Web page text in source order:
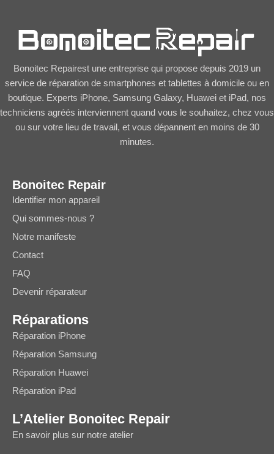
Bonoitec Repairest une entreprise qui propose depuis 2019 un
service de réparation de smartphones et tablettes à domicile ou en
boutique. Experts iPhone, Samsung Galaxy, Huawei et iPad, nos
techniciens agréés interviennent quand vous le souhaitez, chez vous
ou sur votre lieu de travail, et vous dépannent en moins de 30
minutes.
Bonoitec Repair
Identifier mon appareil
Qui sommes-nous ?
Notre manifeste
Contact
FAQ
Devenir réparateur
Réparations
Réparation iPhone
Réparation Samsung
Réparation Huawei
Réparation iPad
L’Atelier Bonoitec Repair
En savoir plus sur notre atelier